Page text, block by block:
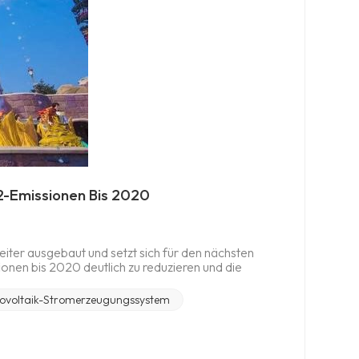
Emissionen Bis 2020
ausgebaut und setzt sich für den nächsten
bis 2020 deutlich zu reduzieren und die
um Anlagen für erneuerbare Energien zu
dem Bau des größten Parks begonnen
4.500 installieren Solarplatten auf dem Dach
entspricht. Die Gesamtstromerzeugung
Stromverbrauch von 564 Drei-Personen-
Stromerzeugungssystem